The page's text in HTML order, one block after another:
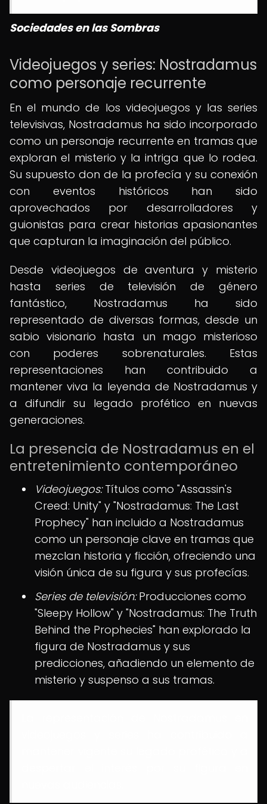
Sociedades en las Sombras
Videojuegos y series: Nostradamus
como personaje recurrente
En el mundo de los videojuegos y las series
televisivas, Nostradamus ha sido incorporado
como un personaje recurrente en tramas que
exploran el misterio y la intriga que lo rodea.
Su supuesto don de la profecía y su conexión
con eventos históricos han sido
aprovechados por desarrolladores y
guionistas para crear historias apasionantes
que capturan la imaginación del público.
Desde videojuegos de aventura y misterio
hasta series de televisión de género
fantástico, Nostradamus ha sido
representado de diversas formas, desde un
sabio visionario hasta un mago misterioso
con poderes sobrenaturales. Estas
representaciones han contribuido a
mantener viva la leyenda de Nostradamus y
a difundir su legado profético en nuevas
generaciones.
La presencia de Nostradamus en el
entretenimiento contemporáneo
Videojuegos:Títulos como "Assassin's
Creed: Unity" y "Nostradamus: The Last
Prophecy" han incluido a Nostradamus
como un personaje clave en tramas que
mezclan historia y ficción, ofreciendo una
visión única de su figura y sus profecías.
Series de televisión:Producciones como
"Sleepy Hollow" y "Nostradamus: The Truth
Behind the Prophecies" han explorado la
figura de Nostradamus y sus
predicciones, añadiendo un elemento de
misterio y suspenso a sus tramas.